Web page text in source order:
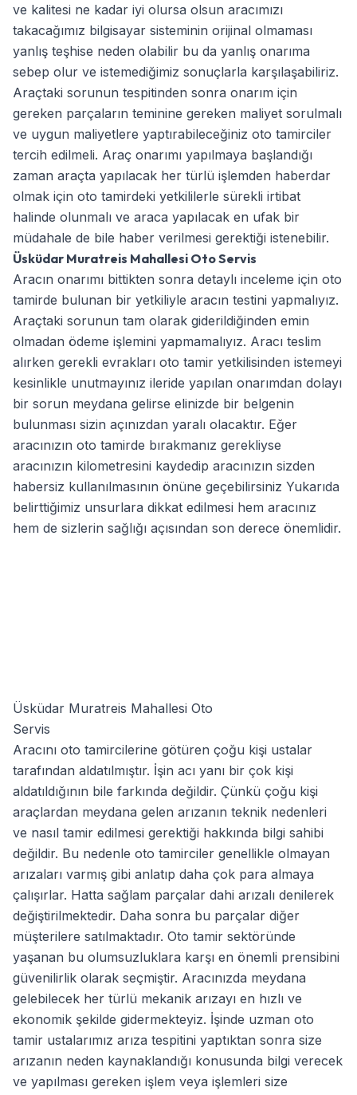
ve kalitesi ne kadar iyi olursa olsun aracımızı
takacağımız bilgisayar sisteminin orijinal olmaması
yanlış teşhise neden olabilir bu da yanlış onarıma
sebep olur ve istemediğimiz sonuçlarla karşılaşabiliriz.
Araçtaki sorunun tespitinden sonra onarım için
gereken parçaların teminine gereken maliyet sorulmalı
ve uygun maliyetlere yaptırabileceğiniz oto tamirciler
tercih edilmeli. Araç onarımı yapılmaya başlandığı
zaman araçta yapılacak her türlü işlemden haberdar
olmak için oto tamirdeki yetkililerle sürekli irtibat
halinde olunmalı ve araca yapılacak en ufak bir
müdahale de bile haber verilmesi gerektiği istenebilir.
Üsküdar Muratreis Mahallesi Oto Servis
Aracın onarımı bittikten sonra detaylı inceleme için oto
tamirde bulunan bir yetkiliyle aracın testini yapmalıyız.
Araçtaki sorunun tam olarak giderildiğinden emin
olmadan ödeme işlemini yapmamalıyız. Aracı teslim
alırken gerekli evrakları oto tamir yetkilisinden istemeyi
kesinlikle unutmayınız ileride yapılan onarımdan dolayı
bir sorun meydana gelirse elinizde bir belgenin
bulunması sizin açınızdan yaralı olacaktır. Eğer
aracınızın oto tamirde bırakmanız gerekliyse
aracınızın kilometresini kaydedip aracınızın sizden
habersiz kullanılmasının önüne geçebilirsiniz Yukarıda
belirttiğimiz unsurlara dikkat edilmesi hem aracınız
hem de sizlerin sağlığı açısından son derece önemlidir.
Üsküdar Muratreis Mahallesi Oto
Servis
Aracını oto tamircilerine götüren çoğu kişi ustalar
tarafından aldatılmıştır. İşin acı yanı bir çok kişi
aldatıldığının bile farkında değildir. Çünkü çoğu kişi
araçlardan meydana gelen arızanın teknik nedenleri
ve nasıl tamir edilmesi gerektiği hakkında bilgi sahibi
değildir. Bu nedenle oto tamirciler genellikle olmayan
arızaları varmış gibi anlatıp daha çok para almaya
çalışırlar. Hatta sağlam parçalar dahi arızalı denilerek
değiştirilmektedir. Daha sonra bu parçalar diğer
müşterilere satılmaktadır. Oto tamir sektöründe
yaşanan bu olumsuzluklara karşı en önemli prensibini
güvenilirlik olarak seçmiştir. Aracınızda meydana
gelebilecek her türlü mekanik arızayı en hızlı ve
ekonomik şekilde gidermekteyiz. İşinde uzman oto
tamir ustalarımız arıza tespitini yaptıktan sonra size
arızanın neden kaynaklandığı konusunda bilgi verecek
ve yapılması gereken işlem veya işlemleri size